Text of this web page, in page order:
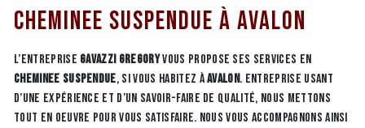
Cheminee suspendue à Avalon
L’entreprise GAVAZZI GREGORYvous propose ses services en
Cheminee suspendue, si vous habitez àAvalon. Entreprise usant
d’une expérience et d’un savoir-faire de qualité, nous mettons
tout en oeuvre pour vous satisfaire. Nous vous accompagnons ainsi